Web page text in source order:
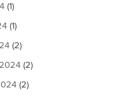
(1)
(1)
(2)
(2)
(2)